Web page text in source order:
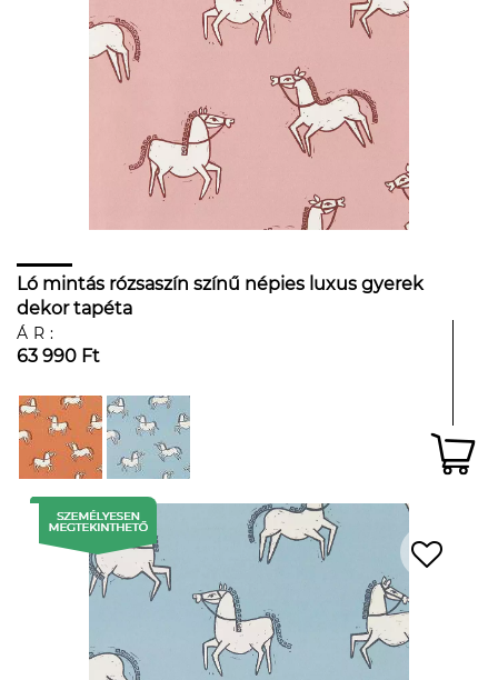
Ló mintás rózsaszín színű népies luxus gyerek
dekor tapéta
ÁR:
63 990 Ft